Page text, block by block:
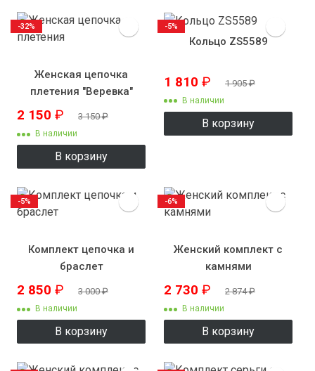
Женская цепочка
плетения "Веревка"
2 150 ₽ 3 150₽
В наличии
В корзину
-32%
Кольцо ZS5589
1 810 ₽ 1 905₽
В наличии
В корзину
-5%
Комплект цепочка и
браслет
2 850 ₽ 3 000₽
В наличии
В корзину
-5%
Женский комплект с
камнями
2 730 ₽ 2 874₽
В наличии
В корзину
-6%